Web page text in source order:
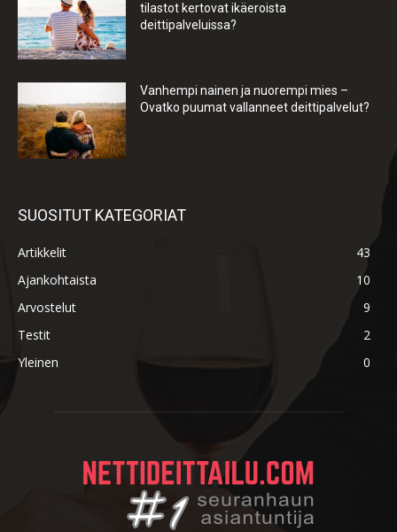
tilastot kertovat ikäeroista
deittipalveluissa?
Vanhempi nainen ja nuorempi mies –
Ovatko puumat vallanneet deittipalvelut?
SUOSITUT KATEGORIAT
Artikkelit
43
Ajankohtaista
10
Arvostelut
9
Testit
2
Yleinen
0